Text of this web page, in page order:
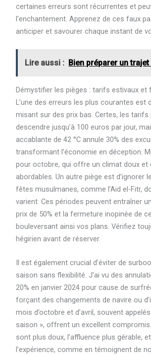
certaines erreurs sont récurrentes et
l’enchantement. Apprenez de ces faux
anticiper et savourer chaque instant de
Lire aussi : Bien préparer un
Démystifier les pièges : tarifs estivaux et
L’une des erreurs les plus courantes est
misant sur des prix bas. Certes, les tarifs
descendre jusqu’à 100 euros par jour,
accablante de 42 °C annule 30% des
transformant l’économie en déception.
pour octobre, qui offre un climat doux et
abordables. Un autre piège est d’ignorer
fêtes musulmanes, comme l’Aid el-Fitr,
varient. Ces périodes peuvent entraîner
prix de 50% et la fermeture inopinée de
bouleversant ainsi vos plans. Vérifiez
hégirien avant de réserver.
Il est également crucial d’éviter de
saison sans flexibilité. J’ai vu des
20% en janvier 2024 pour cause de
forçant des changements de navire ou
mois d’octobre et d’avril, souvent
saison », offrent un excellent
sont plus doux, l’affluence plus gérable,
l’expérience, comme en témoignent de